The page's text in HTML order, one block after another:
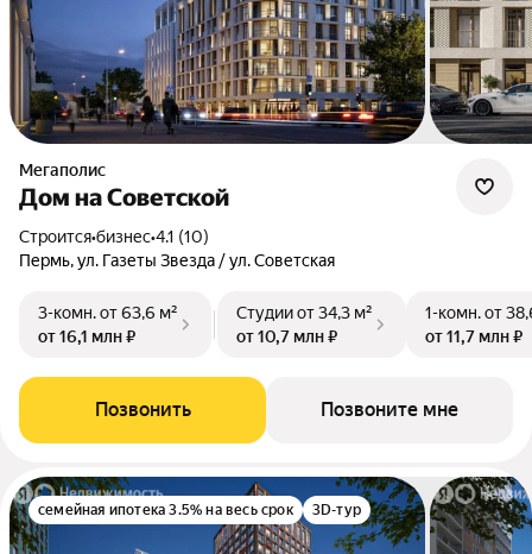
Мегаполис
Дом на Советской
Строится•бизнес•4.1 (10)
Пермь, ул. Газеты Звезда / ул. Советская
3-комн.от 63,6 м²
от 16,1 млн ₽
Студииот 34,3 м²
от 10,7 млн ₽
1-комн.от
от 11,7 млн ₽
Позвонить Позвоните мне
семейная ипотека 3.5% на весь срок 3D-тур